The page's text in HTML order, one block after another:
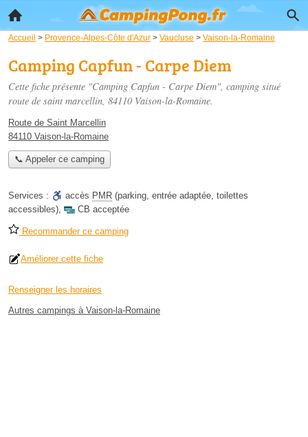
Accueil > Provence-Alpes-Côte d'Azur > Vaucluse > Vaison-la-Romaine
Camping Capfun - Carpe Diem
Cette fiche présente "Camping Capfun - Carpe Diem", camping situé
route de saint marcellin, 84110 Vaison-la-Romaine.
Route de Saint Marcellin
84110 Vaison-la-Romaine
📞 Appeler ce camping
Services : accès PMR (parking, entrée adaptée, toilettes
accessibles), CB acceptée
Recommander ce camping
Améliorer cette fiche
Renseigner les horaires
Autres campings à Vaison-la-Romaine